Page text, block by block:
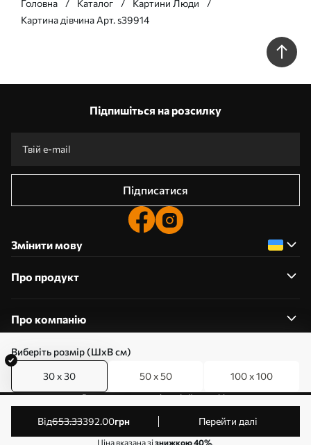
Виберіть розмір (ШхВ см)
30 x 30 50 x 50 100 x 100
від653.33392.00грн Перейти далі
Ціна вказана зізнижкою 40%.
Головна Каталог
Картини Люди
Картина дівчина Арт. s39914
Підпишіться на розсилку
Підписатися
Змінити мову
Про продукт
Про компанію
0800357223
Редагування дозволів на файли cookie
© 2011-2026 Art-holst. Усі права захищені. Власник:
ТОВ “КЛЄВЄР”. Код ЄДРПОУ: 31780602.